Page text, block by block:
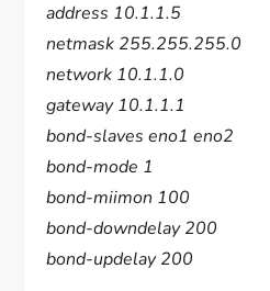
address 10.1.1.5
netmask 255.255.255.0
network 10.1.1.0
gateway 10.1.1.1
bond-slaves eno1 eno2
bond-mode 1
bond-miimon 100
bond-downdelay 200
bond-updelay 200